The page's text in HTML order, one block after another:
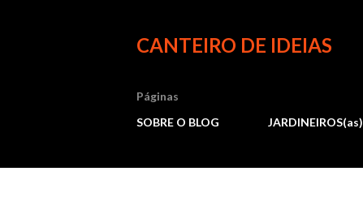
CANTEIRO DE IDEIAS
Páginas
SOBRE O BLOG
JARDINEIROS(as)